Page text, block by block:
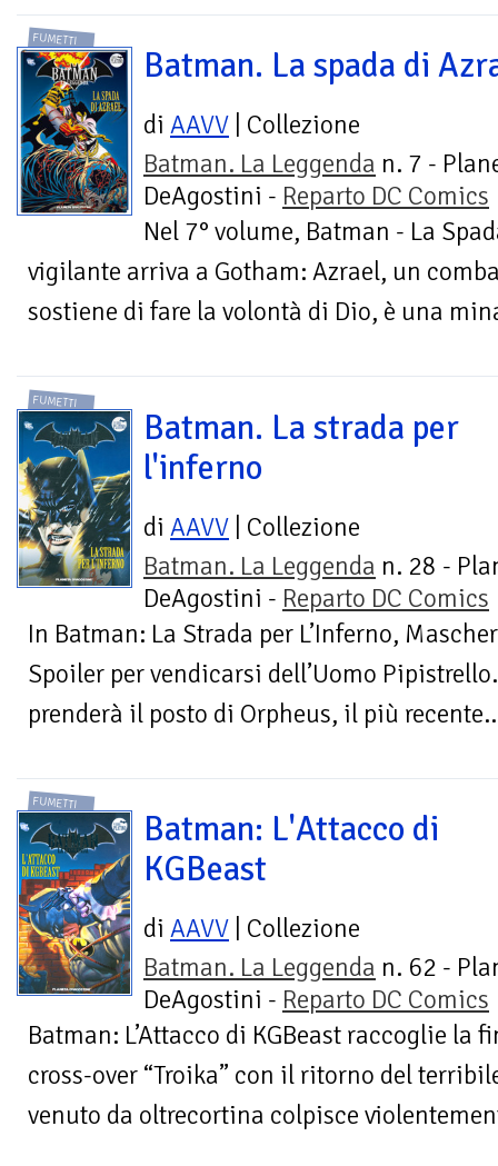
FUMETTI
Batman. La spada di
di AAVV | Collezione
Batman. La Leggenda n. 7 -
DeAgostini - Reparto DC Comics
Nel 7° volume, Batman - La
vigilante arriva a Gotham: Azrael, un
sostiene di fare la volontà di Dio, è una
FUMETTI
Batman. La strada per
l'inferno
di AAVV | Collezione
Batman. La Leggenda n. 28 -
DeAgostini - Reparto DC Comics
In Batman: La Strada per L’Inferno,
Spoiler per vendicarsi dell’Uomo
prenderà il posto di Orpheus, il più
FUMETTI
Batman: L'Attacco di
KGBeast
di AAVV | Collezione
Batman. La Leggenda n. 62 -
DeAgostini - Reparto DC Comics
Batman: L’Attacco di KGBeast raccoglie la
cross-over “Troika” con il ritorno del
venuto da oltrecortina colpisce